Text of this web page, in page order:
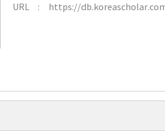
URL
https://